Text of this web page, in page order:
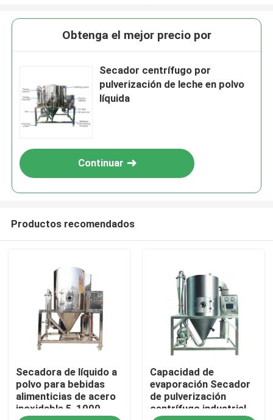
Hogar
Productos
Sobre nosotros
Obtenga el mejor precio por
Secador centrífugo por
pulverización de leche en polvo
líquida
Continuar
Productos recomendados
Secadora de líquido a
polvo para bebidas
alimenticias de acero
inoxidable 5-1000
Capacidad de
evaporación Secador
de pulverización
centrífugo industrial